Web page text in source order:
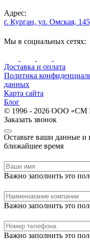
Адрес:
г. Курган, ул. Омская,
Мы в социальных сетях:
Доставка и оплата
Политика
данных
Карта сайта
Блог
© 1996 - 2026 ООО «СМ
Заказать звонок
Оставьте ваши данные и
ближайшее время
Важно заполнить это
Важно заполнить это
Важно заполнить это